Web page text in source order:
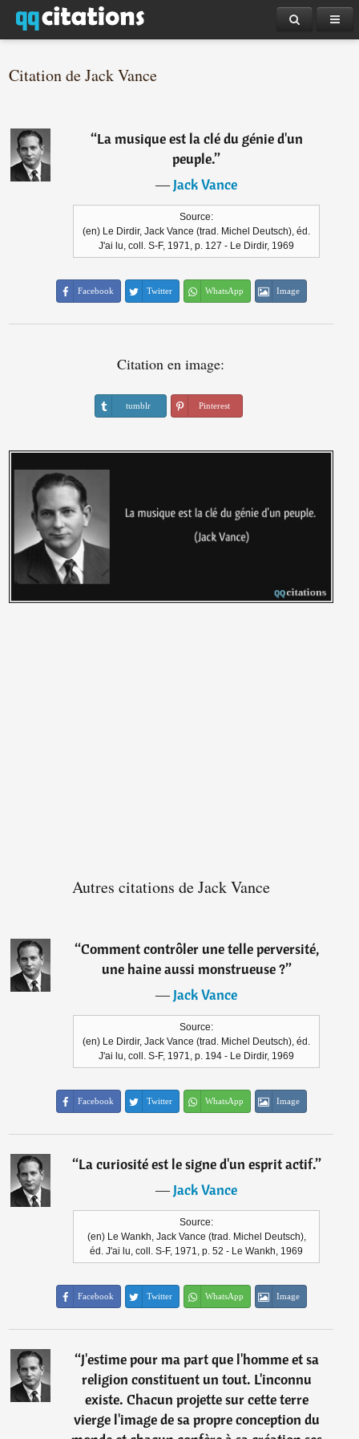
Citation de Jack Vance
“La musique est la clé du génie d'un
peuple.”
―Jack Vance
Source:
(en) Le Dirdir, Jack Vance (trad. Michel Deutsch), éd.
J'ai lu, coll. S-F, 1971, p. 127 - Le Dirdir, 1969
Facebook Twitter WhatsApp Image
Citation en image:
tumblr Pinterest
Autres citations de Jack Vance
“Comment contrôler une telle perversité,
une haine aussi monstrueuse ?”
―Jack Vance
Source:
(en) Le Dirdir, Jack Vance (trad. Michel Deutsch), éd.
J'ai lu, coll. S-F, 1971, p. 194 - Le Dirdir, 1969
Facebook Twitter WhatsApp Image
“La curiosité est le signe d'un esprit actif.”
―Jack Vance
Source:
(en) Le Wankh, Jack Vance (trad. Michel Deutsch),
éd. J'ai lu, coll. S-F, 1971, p. 52 - Le Wankh, 1969
Facebook Twitter WhatsApp Image
“J'estime pour ma part que l'homme et sa
religion constituent un tout. L'inconnu
existe. Chacun projette sur cette terre
vierge l'image de sa propre conception du